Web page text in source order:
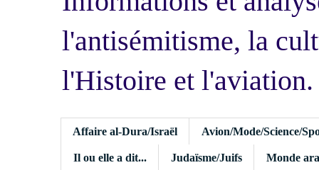
l'antisémitisme, la
l'Histoire et l'aviation.
Affaire al-Dura/Israël Avion/Mode/Science/
Il ou elle a dit... Judaïsme/Juifs Monde